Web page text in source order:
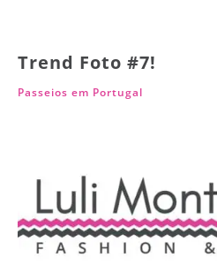
Trend Foto #7!
Passeios em Portugal